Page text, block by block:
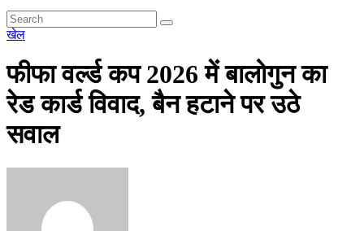
खेल
फीफा वर्ल्ड कप 2026 में बालोगुन का
रेड कार्ड विवाद, बैन हटाने पर उठे
सवाल